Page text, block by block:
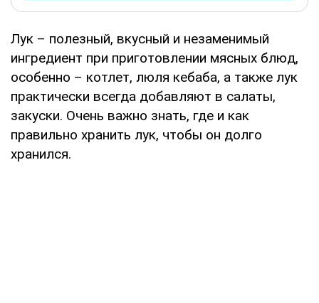
Лук – полезный, вкусный и незаменимый
ингредиент при приготовлении мясных блюд,
особенно – котлет, люля кебаба, а также лук
практически всегда добавляют в салаты,
закуски. Очень важно знать, где и как
правильно хранить лук, чтобы он долго
хранился.